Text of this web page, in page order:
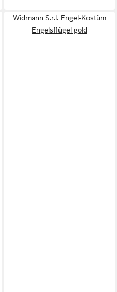
Widmann S.r.l. Engel-Kostüm
Engelsflügel gold